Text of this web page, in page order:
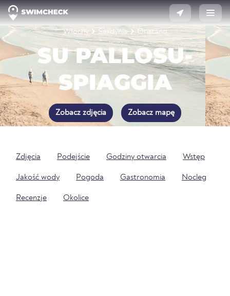
Włochy Sardynia Oristano
SU PALLOSU-
SPIAGGIA
Zobacz zdjęcia Zobacz mapę
Zdjęcia Podejście Godziny otwarcia Wstęp
Jakość wody Pogoda Gastronomia Nocleg
Recenzje Okolice